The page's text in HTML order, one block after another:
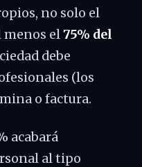
no solo el
menos el75% del
debe
(los
o factura.
acabará
al tipo